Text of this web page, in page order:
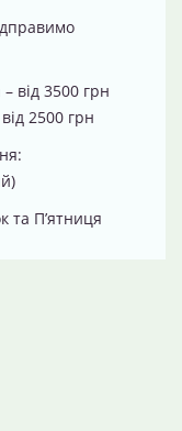
від 3500 грн
2500 грн
та П’ятниця